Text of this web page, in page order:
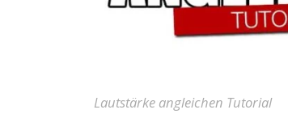
Lautstärke angleichen Tutorial